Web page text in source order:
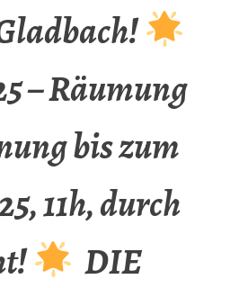
– Räumung
bis zum
11h, durch
DIE